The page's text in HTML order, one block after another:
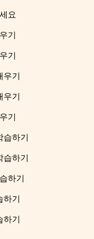
요
기
기
우기
우기
기
습하기
습하기
하기
하기
하기